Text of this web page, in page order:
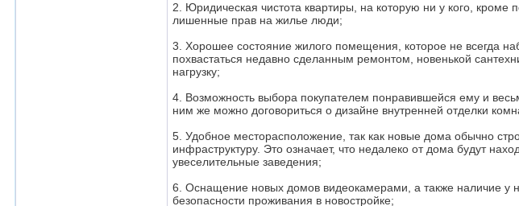
2. Юридическая чистота квартиры, на которую ни у кого, кроме
лишенные прав на жилье люди;
3. Хорошее состояние жилого помещения, которое не всегда
похвастаться недавно сделанным ремонтом, новенькой
нагрузку;
4. Возможность выбора покупателем понравившейся ему и
ним же можно договориться о дизайне внутренней отделки
5. Удобное месторасположение, так как новые дома обычно
инфраструктуру. Это означает, что недалеко от дома будут
увеселительные заведения;
6. Оснащение новых домов видеокамерами, а также наличие у
безопасности проживания в новостройке;